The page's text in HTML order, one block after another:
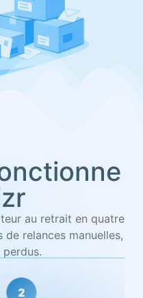
au retrait en quatre
de relances manuelles,